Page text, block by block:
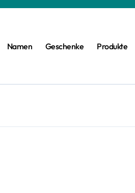
Namen Geschenke Produkte